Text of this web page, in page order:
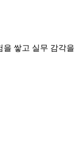
쌓고 실무 감각